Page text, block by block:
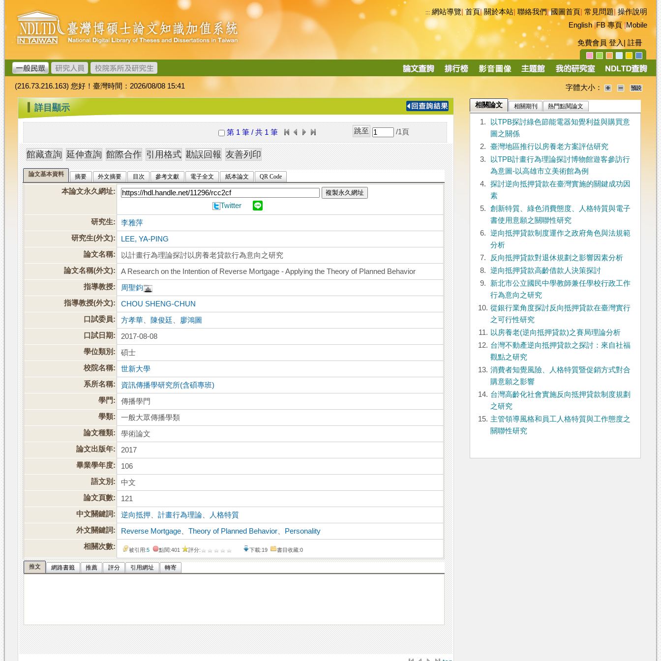
跳
到
主
要
內
容
臺
灣
博
碩
士
論
文
加
值
系
統
::: 網站導覽|首頁|關於本站 聯絡我們|國圖首頁 常見問題|操作說明
English|FB 專頁|Mobile
免費會員 登入 註冊
導
(216.73.216.163) 您好！臺灣時間：2026/08/08 15:41 字體大小：
::: 詳目顯示
第 1 筆 / 共 1 筆 /1 頁
論文基本資料 摘要 外文摘要 目次 參考文獻 電子全文 紙本論文 QR Code
本論文永久網址: 複製永久網址
Twitter
研究生:
李雅萍
研究生(外文):
LEE, YA-PING
論文名稱:
以計畫行為理論探討以房養老貸款行為意向之研究
論文名稱(外文):
A Research on the Intention of Reverse Mortgage - Applying the Theory of Planned Behavior
指導教授:
周聖鈞
指導教授(外文):
CHOU SHENG-CHUN
口試委員:
方孝華 陳俊廷
廖鴻圖
口試日期:
2017-08-08
學位類別:
碩士
校院名稱:
世新大學
系所名稱:
資訊傳播學研究所(含碩專班)
學門:
傳播學門
學類:
一般大眾傳播學類
論文種類:
學術論文
論文出版年:
2017
畢業學年度:
106
語文別:
中文
論文頁數:
121
中文關鍵詞:
逆向抵押 、計畫行為理論
人格特質
外文關鍵詞:
Reverse Mortgage 、Theory of Planned Behavior
Personality
相關次數:
被引用:5 點閱:401 評分: 下載:19 書目收藏:0
推文 網路書籤 推薦 評分 引用網址 轉寄
相關論文 相關期刊 熱門點閱論文
1.
以TPB探討綠色節能電器知覺利益與購買意
圖之關係
2.
臺灣地區推行以房養老方案評估研究
3.
以TPB計畫行為理論探討博物館遊客參訪行
為意圖-以高雄市立美術館為例
4.
探討逆向抵押貸款在臺灣實施的關鍵成功因
素
5.
創新特質、綠色消費態度、人格特質與電子
書使用意願之關聯性研究
6.
逆向抵押貸款制度運作之政府角色與法規範
分析
7.
反向抵押貸款對退休規劃之影響因素分析
8.
逆向抵押貸款高齡借款人決策探討
9.
新北市公立國民中學教師兼任學校行政工作
行為意向之研究
10. 從銀行業角度探討反向抵押貸款在臺灣實行
之可行性研究
11. 以房養老(逆向抵押貸款)之賽局理論分析
12. 台灣不動產逆向抵押貸款之探討：來自社福
觀點之研究
13. 消費者知覺風險、人格特質暨促銷方式對合
購意願之影響
14. 台灣高齡化社會實施反向抵押貸款制度規劃
之研究
15. 主管領導風格和員工人格特質與工作態度之
關聯性研究